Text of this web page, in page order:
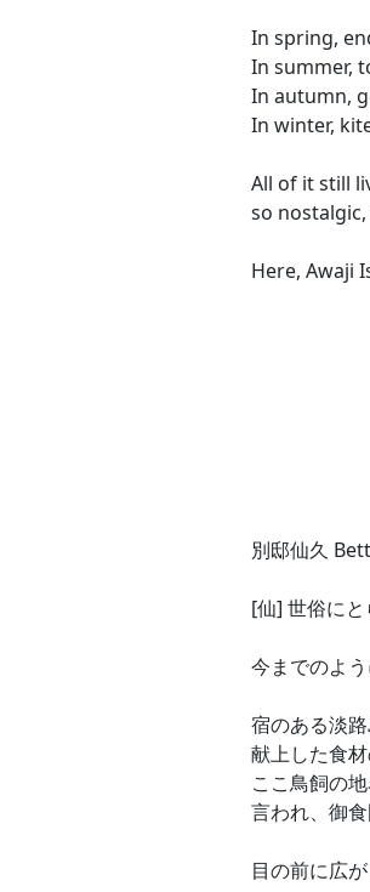
In spring,
In summer,
In autumn,
In winter,
All of it still
so nostalgic,
Here, Awaji
別邸仙久
[仙] 世俗に
今までのよ
宿のある淡
献上した食
ここ鳥飼の
言われ、御
目の前に広